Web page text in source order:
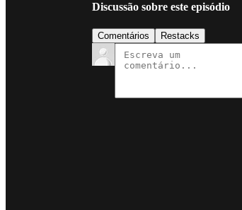
Discussão sobre este episódio
Comentários Restacks